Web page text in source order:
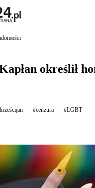
określił
#cenzura #LGBT